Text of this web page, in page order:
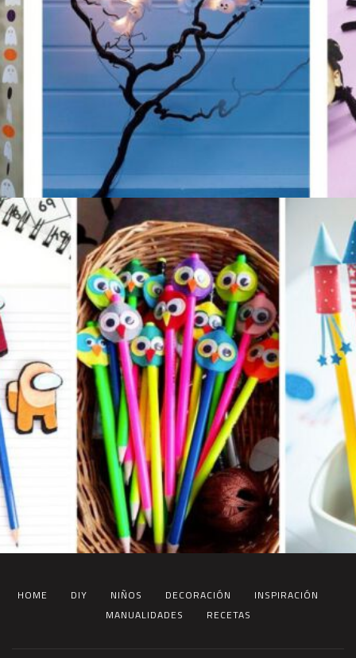
HOME DIY NIÑOS DECORACIÓN
INSPIRACIÓN
MANUALIDADES
RECETAS